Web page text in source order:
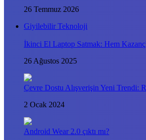
26 Temmuz 2026
Giyilebilir Teknoloji
İkinci El Laptop Satmak: Hem
26 Ağustos 2025
Çevre Dostu Alışverişin Yeni Trendi:
2 Ocak 2024
Android Wear 2.0 çıktı mı?